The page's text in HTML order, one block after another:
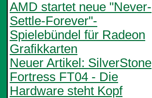
AMD startet neue "Never-
Settle-Forever"-
Spielebündel für Radeon
Grafikkarten
Neuer Artikel: SilverStone
Fortress FT04 - Die
Hardware steht Kopf